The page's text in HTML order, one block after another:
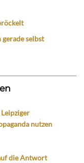
selbst
nutzen
die Antwort